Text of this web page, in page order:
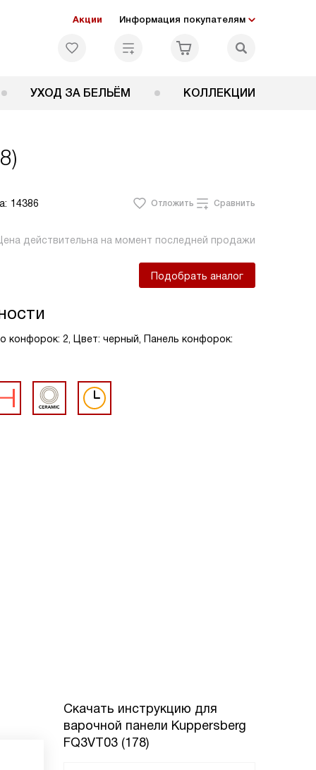
Акции Информация покупателям
УХОД ЗА БЕЛЬЁМ КОЛЛЕКЦИИ
14386 Отложить Сравнить
Цена действительна на момент последней продажи
Подобрать аналог
конфорок: 2, Цвет: черный, Панель конфорок:
Скачать инструкцию для
варочной панели Kuppersberg
FQ3VT03 (178)